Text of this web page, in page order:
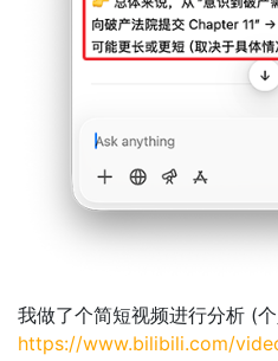
我做了个简短视频进行分析 (个
https://www.bilibili.com/